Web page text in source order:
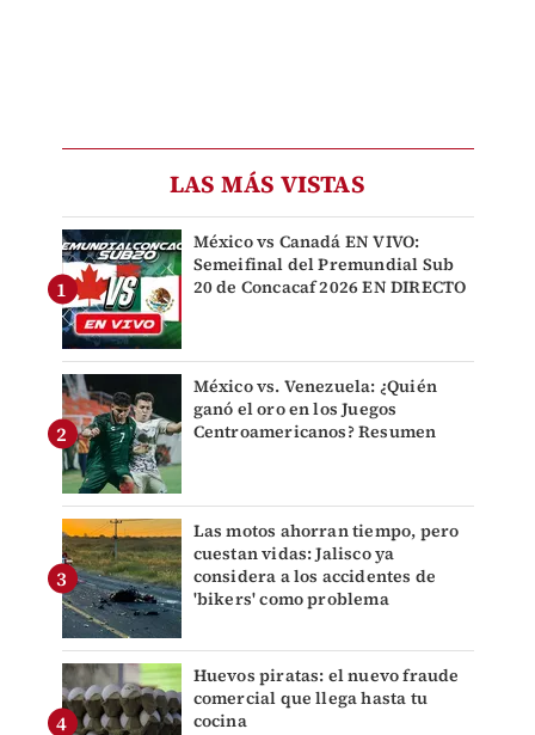
LAS MÁS VISTAS
México vs Canadá EN VIVO:
Semeifinal del Premundial Sub
20 de Concacaf 2026 EN DIRECTO
México vs. Venezuela: ¿Quién
ganó el oro en los Juegos
Centroamericanos? Resumen
Las motos ahorran tiempo, pero
cuestan vidas: Jalisco ya
considera a los accidentes de
'bikers' como problema
Huevos piratas: el nuevo fraude
comercial que llega hasta tu
cocina